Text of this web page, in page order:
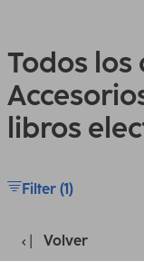
Todos los
libros
Filter (1)
Volver